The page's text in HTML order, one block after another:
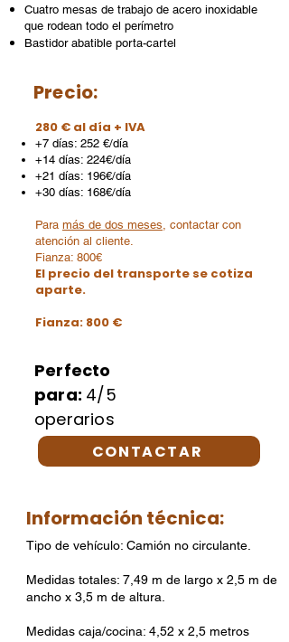
Cuatro mesas de trabajo de acero inoxidable
que rodean todo el perímetro
Bastidor abatible porta-cartel
Precio:
280 € al día + IVA
+7 días: 252 €/día
+14 días: 224€/día
+21 días: 196€/día
+30 días: 168€/día
Para más de dos meses, contactar con
atención al cliente.
Fianza: 800€
El precio del transporte se cotiza
aparte.
Fianza: 800 €​
Perfecto
para: 4/5
operarios
CONTACTAR
Información técnica:
Tipo de vehículo: Camión no circulante.
Medidas totales: 7,49 m de largo x 2,5 m de
ancho x 3,5 m de altura.
Medidas caja/cocina: 4,52 x 2,5 metros